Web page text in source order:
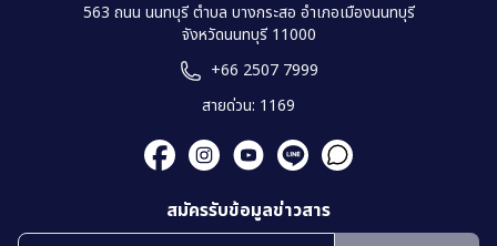
563 ถนน นนทบุรี ตำบล บางกระสอ อำเภอเมืองนนทบุรี
จังหวัดนนทบุรี 11000
+66 2507 7999
สายด่วน: 1169
สมัครรับข้อมูลข่าวสาร